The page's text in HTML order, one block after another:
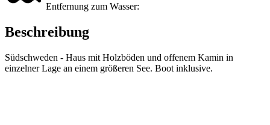
Entfernung zum Wasser:
Beschreibung
Südschweden - Haus mit Holzböden und offenem Kamin in
einzelner Lage an einem größeren See. Boot inklusive.